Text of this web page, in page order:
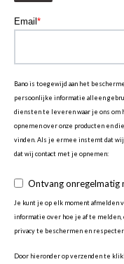
Email *
Bano is toegewijd aan het
persoonlijke informatie alleen
diensten te leveren waar je ons om
opnemen over onze producten en
vinden. Als je ermee instemt dat wij
dat wij contact met je opnemen:
Ontvang onregelmatig
Je kunt je op elk moment afmelden
informatie over hoe je af te melden,
privacy te beschermen en
Door hieronder op verzenden te